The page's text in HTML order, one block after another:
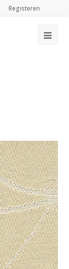
Registeren